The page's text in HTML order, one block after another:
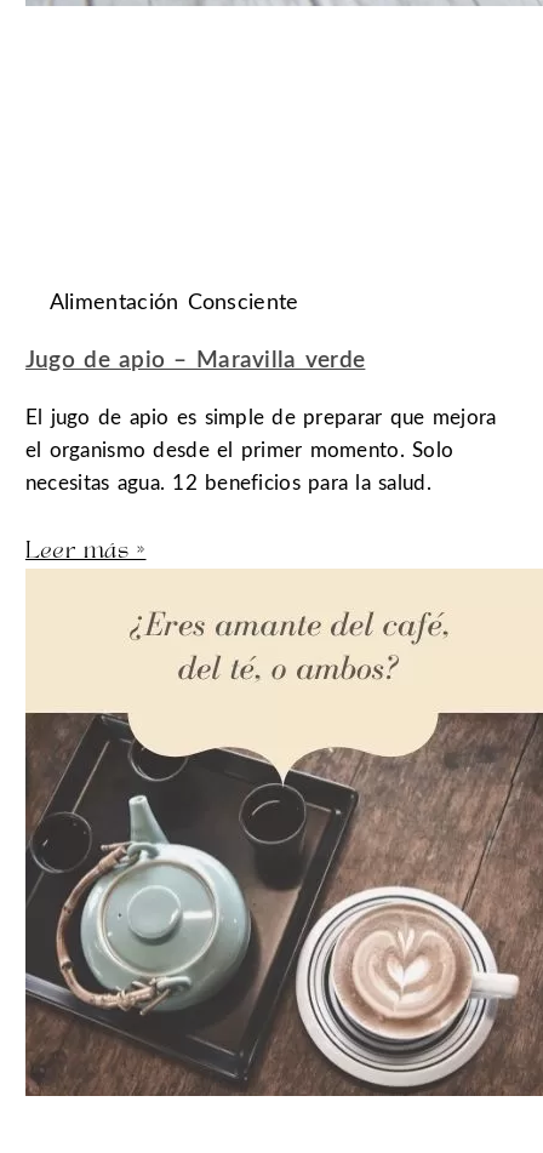
Alimentación Consciente
Jugo de apio – Maravilla verde
El jugo de apio es simple de preparar que mejora
el organismo desde el primer momento. Solo
necesitas agua. 12 beneficios para la salud.
Leer más »